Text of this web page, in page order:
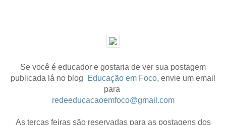
Se você é educador e gostaria de ver sua postagem
publicada lá no blog
Educação em Foco, envie um email
para
redeeducacaoemfoco@gmail.com
As terças feiras são reservadas para as postagens dos